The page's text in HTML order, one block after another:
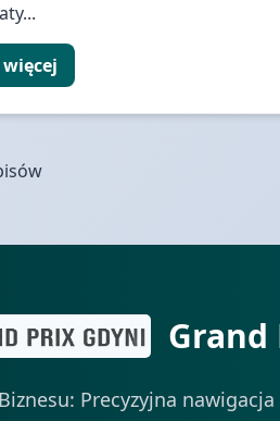
więcej
Grand
Precyzyjna